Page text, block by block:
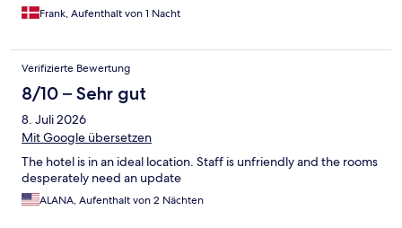
Frank, Aufenthalt von 1 Nacht
Verifizierte Bewertung
8/10 – Sehr gut
8. Juli 2026
Mit Google übersetzen
The hotel is in an ideal location. Staff is unfriendly and the rooms
desperately need an update
ALANA, Aufenthalt von 2 Nächten